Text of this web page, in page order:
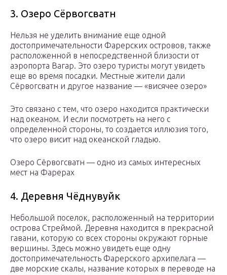
3. Озеро Сёрвогсватн
Нельзя не уделить внимание еще одной
достопримечательности Фарерских островов, также
расположенной в непосредственной близости от
аэропорта Вагар. Это озеро туристы могут увидеть
еще во время посадки. Местные жители дали
Сёрвогсватн и другое название — «висячее озеро»
Это связано с тем, что озеро находится практически
над океаном. И если посмотреть на него с
определенной стороны, то создается иллюзия того,
что озеро висит над океанской гладью.
Озеро Сёрвогсватн — одно из самых интересных
мест на Фарерах
4. Деревня Чёднувуйк
Небольшой поселок, расположенный на территории
острова Стреймой. Деревня находится в прекрасной
гавани, которую со всех стороны окружают горные
вершины. Здесь можно увидеть еще одну
достопримечательность Фарерского архипелага —
две морские скалы, название которых в переводе на